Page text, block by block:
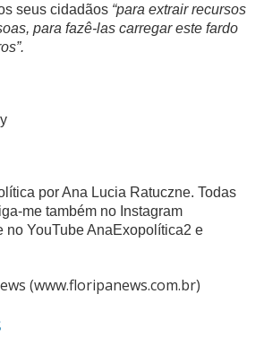
seus cidadãos “para extrair recursos
para fazê-las carregar este fardo
por Ana Lucia Ratuczne. Todas
me também no Instagram
no YouTube AnaExopolítica2 e
(www.floripanews.com.br)